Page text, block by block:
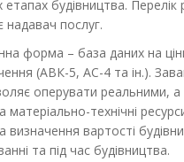
етапах будівництва.
надавач послуг.
форма – база даних на
(АВК-5, АС-4 та ін.).
оперувати реальними,
матеріально-технічні
визначення вартості
та під час будівництва.